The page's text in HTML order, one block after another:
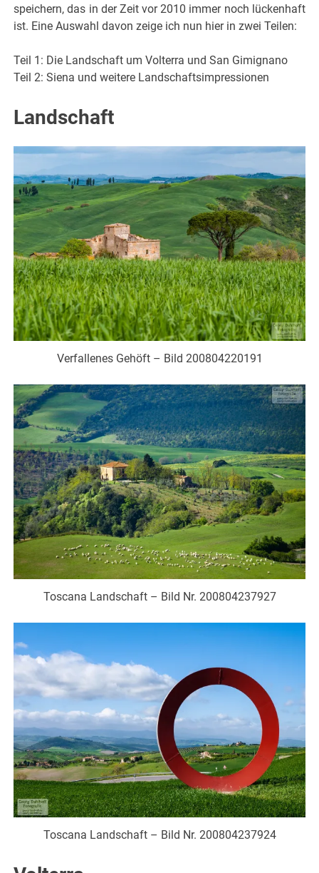
speichern, das in der Zeit vor 2010 immer noch lückenhaft
ist. Eine Auswahl davon zeige ich nun hier in zwei Teilen:
Teil 1: Die Landschaft um Volterra und San Gimignano
Teil 2: Siena und weitere Landschaftsimpressionen
Landschaft
Verfallenes Gehöft – Bild 200804220191
Toscana Landschaft – Bild Nr. 200804237927
Toscana Landschaft – Bild Nr. 200804237924